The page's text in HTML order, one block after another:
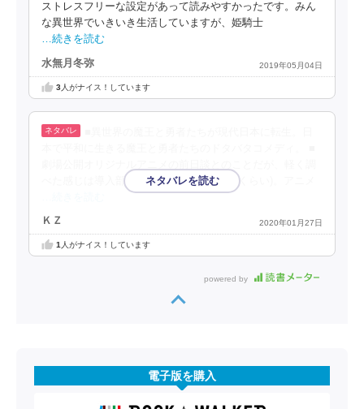
ストレスフリーな設定があって読みやすかったです。みん
な異世界でいきいき生活していますが、姫騎士
…続きを読む
水無月冬弥 2019年05月04日
3人がナイス！しています
べた感じは導入部分(TVアニメなら３話分くらい)。アニメ
ＫＺ 2020年01月27日
1 人がナイス！しています
powered by
電子版を購入